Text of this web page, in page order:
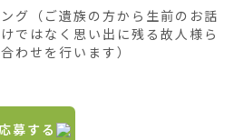
グ（ご遺族の方から生前のお話
ではなく思い出に残る故人様ら
わせを行います）
募する